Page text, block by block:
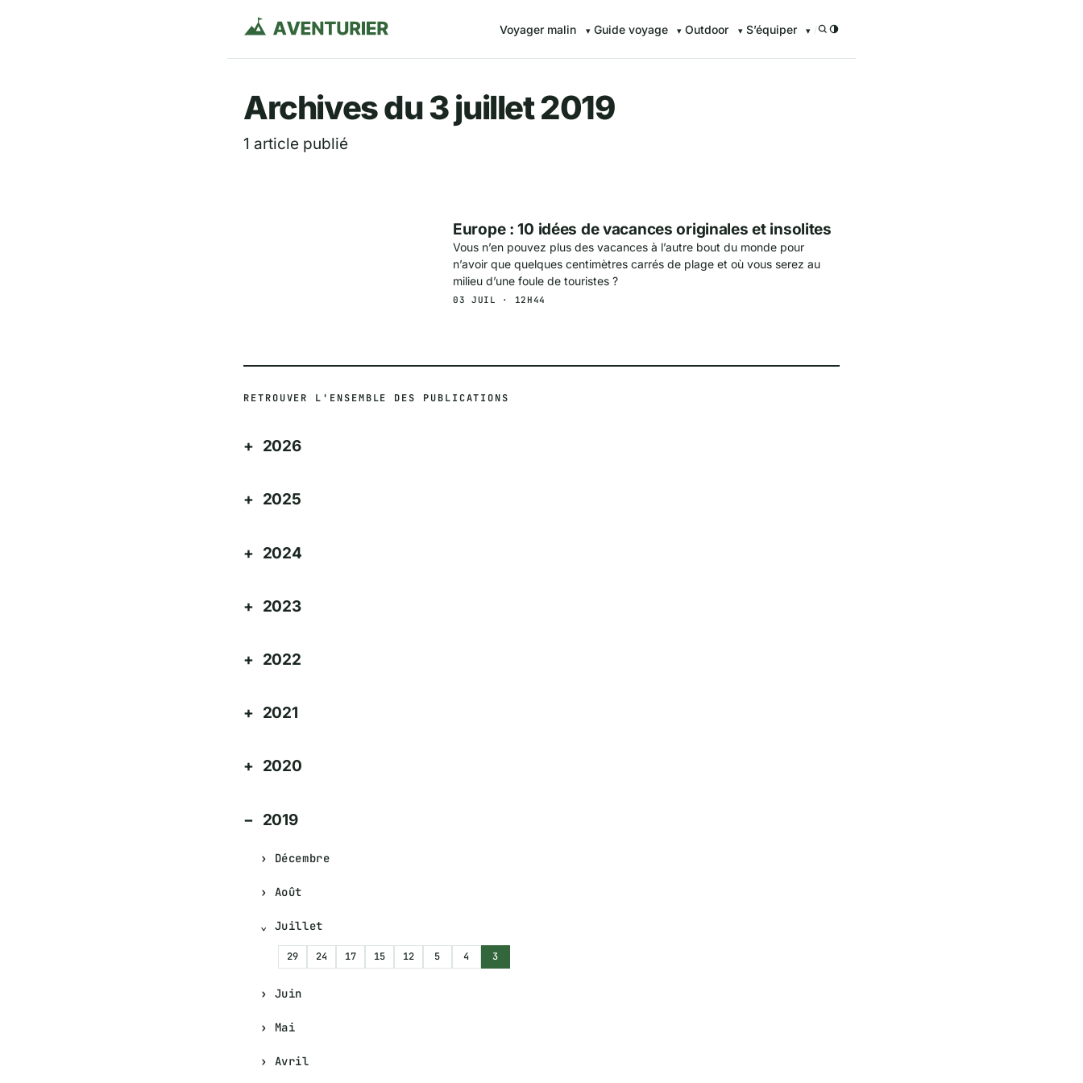
Aventurier.fr — Voyager malin avec Aventurier.FR grâce à nos
Voyager malin Guide voyage Outdoor S’équiper /
Archives du 3 juillet 2019
1 article publié
Europe : 10 idées de vacances originales et insolites
Vous n’en pouvez plus des vacances à l’autre bout du monde pour
n’avoir que quelques centimètres carrés de plage et où vous serez au
milieu d’une foule de touristes ?
03 JUIL · 12H44
RETROUVER L'ENSEMBLE DES PUBLICATIONS
2026
2025
2024
2023
2022
2021
2020
2019
Décembre
Août
Juillet
29 24 17 15 12 5 4 3
Juin
Mai
Avril